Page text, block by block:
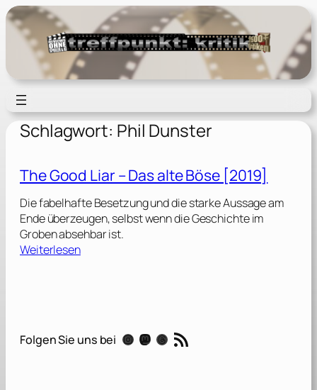
Zum
Inhalt
springen
Schlagwort: Phil Dunster
The Good Liar – Das alte Böse [2019]
Die fabelhafte Besetzung und die starke Aussage am
Ende überzeugen, selbst wenn die Geschichte im
Groben absehbar ist.
Weiterlesen:
o
Folgen Sie uns bei Instagram Mastodon Threads RSS-Feed